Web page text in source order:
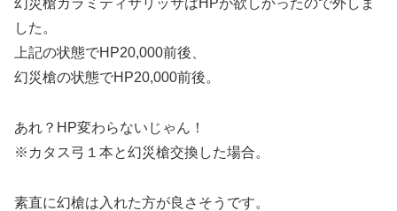
幻災槍カラミティサリッサはHPが欲しかったので外しま
した。
上記の状態でHP20,000前後、
幻災槍の状態でHP20,000前後。
あれ？HP変わらないじゃん！
※カタス弓１本と幻災槍交換した場合。
素直に幻槍は入れた方が良さそうです。